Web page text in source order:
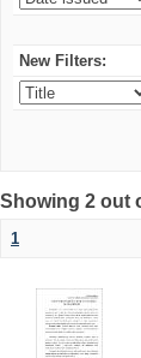
New Filters:
Showing 2 out
1